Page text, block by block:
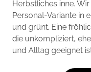
Herbstliches inne.
Personal-Variante in
und grünt. Eine
die unkompliziert,
und Alltag geeignet